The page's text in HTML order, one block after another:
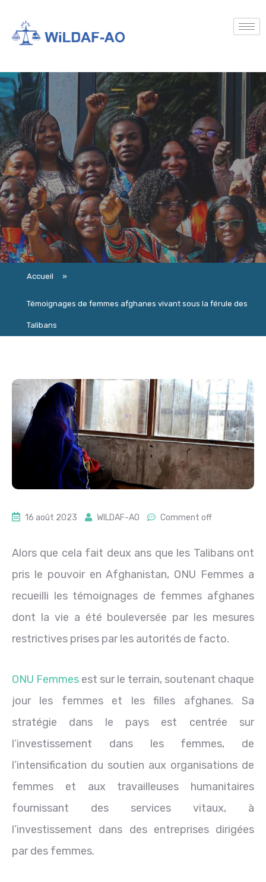
Accueil »
Témoignages de femmes afghanes vivant sous la férule des
Talibans
16 août 2023 WILDAF-AO Comment off
Alors que cela fait deux ans que les Talibans ont
pris le pouvoir en Afghanistan, ONU Femmes a
recueilli les témoignages de femmes afghanes
dont la vie a été bouleversée par les mesures
restrictives prises par les autorités de facto.
ONU Femmes est sur le terrain, soutenant chaque
jour les femmes et les filles afghanes. Sa
stratégie dans le pays est centrée sur
l’investissement dans les femmes, de
l’intensification du soutien aux organisations de
femmes et aux travailleuses humanitaires
fournissant des services vitaux, à
l’investissement dans des entreprises dirigées
par des femmes.